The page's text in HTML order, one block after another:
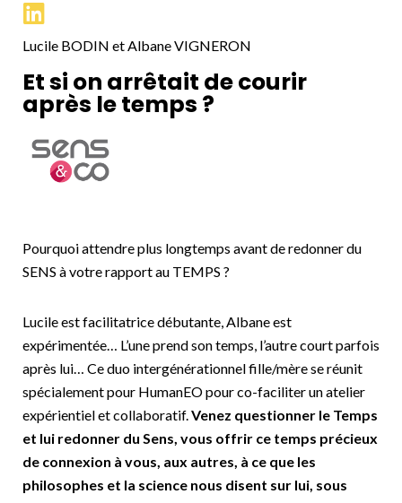
Lucile BODIN et Albane VIGNERON
Et si on arrêtait de courir
après le temps ?
Pourquoi attendre plus longtemps avant de redonner du
SENS à votre rapport au TEMPS ?
Lucile est facilitatrice débutante, Albane est
expérimentée… L’une prend son temps, l’autre court parfois
après lui… Ce duo intergénérationnel fille/mère se réunit
spécialement pour HumanEO pour co-faciliter un atelier
expérientiel et collaboratif.Venez questionner le Temps
et lui redonner du Sens, vous offrir ce temps précieux
de connexion à vous, aux autres, à ce que les
philosophes et la science nous disent sur lui, sous